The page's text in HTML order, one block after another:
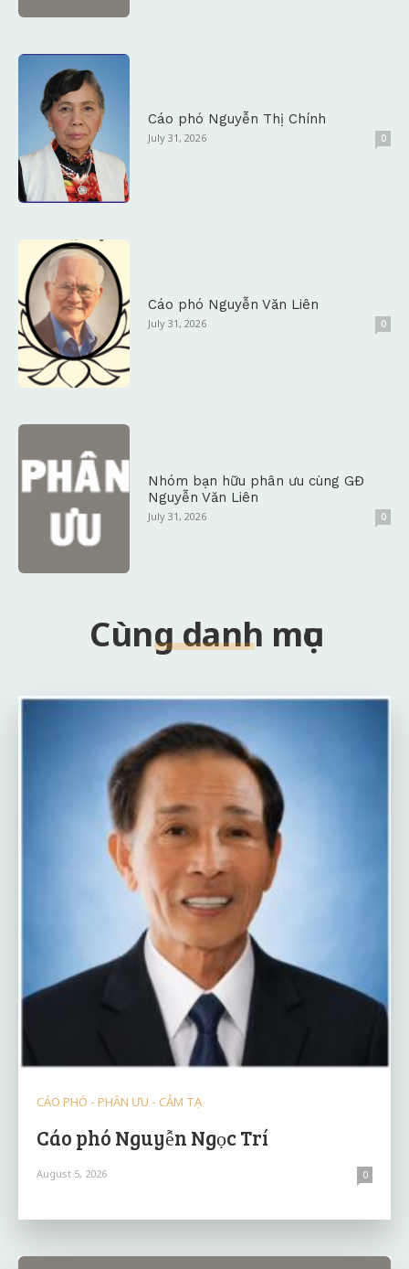
Cáo phó Nguyễn Thị Chính
July 31, 2026 0
Cáo phó Nguyễn Văn Liên
July 31, 2026 0
Nhóm bạn hữu phân ưu cùng GĐ
Nguyễn Văn Liên
July 31, 2026 0
Cùng danh mục
CÁO PHÓ - PHÂN ƯU - CẢM TẠ
Cáo phó Nguyễn Ngọc Trí
August 5, 2026 0